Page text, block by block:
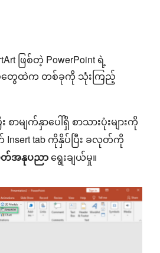
ဖြစ်တဲ့ PowerPoint ရဲ့
ပ်တွေထဲက တစ်ခုကို သုံးကြည့်
ာမျက်နှာပေါ်ရှိ စာသားပုံးများကို
Insert tab ကိုနှိပ်ပြီး ခလုတ်ကို
တ်အနုပညာရွေးချယ်မှု။